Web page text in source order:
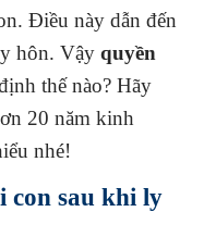
Điều này dẫn đến
hôn. Vậy quyền
thế nào? Hãy
20 năm kinh
nhé!
con sau khi ly